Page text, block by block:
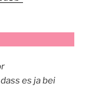
es ja bei